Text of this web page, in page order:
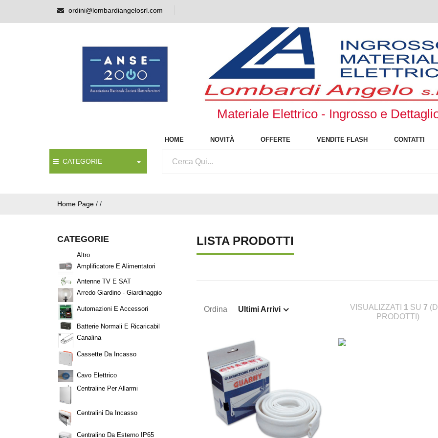
ordini@lombardiangelosrl.com
Materiale Elettrico - Ingrosso e
HOME NOVITÀ OFFERTE VENDITE FLASH CONTATTI
CATEGORIE
Home Page / /
CATEGORIE
Altro
Amplificatore E Alimentatori
Antenne TV E SAT
Arredo Giardino - Giardinaggio
Automazioni E Accessori
Batterie Normali E Ricaricabil
Canalina
Cassette Da Incasso
Cavo Elettrico
Centraline Per Allarmi
Centralini Da Incasso
Centralino Da Esterno IP65
LISTA PRODOTTI
Ordina Ultimi Arrivi VISUALIZZATI 1 SU 7
PRODOTTI)